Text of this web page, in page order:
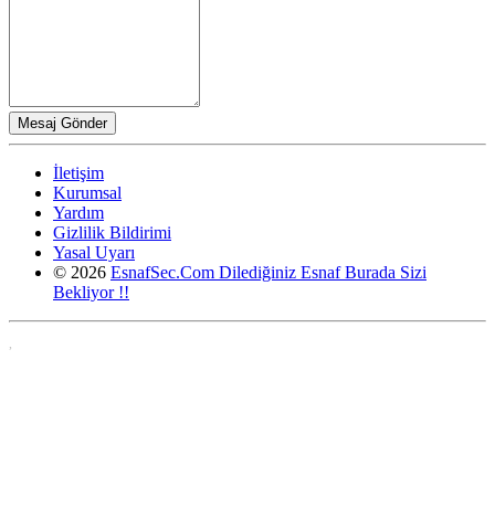
İletişim
Kurumsal
Yardım
Gizlilik Bildirimi
Yasal Uyarı
© 2026 EsnafSec.Com Dilediğiniz Esnaf Burada Sizi
Bekliyor !!
,